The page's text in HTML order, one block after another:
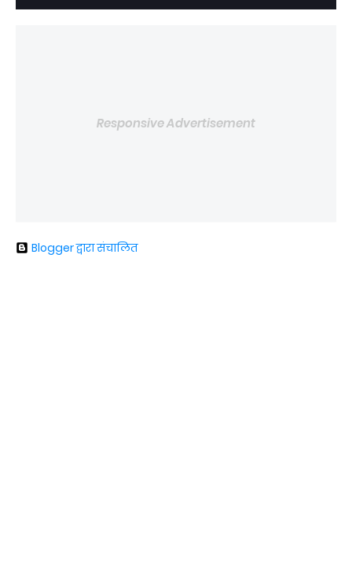
Responsive Advertisement
Blogger द्वारा संचालित